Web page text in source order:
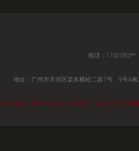
电话：1762063**
地址：广州市天河区棠东横岭二路7号、9号A栋
艺（美）术品 广州